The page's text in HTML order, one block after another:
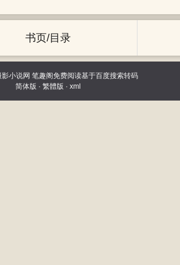
书页/目录
小说网 笔趣阁免费阅读基于百度搜索转码
简体版 · 繁體版 · xml